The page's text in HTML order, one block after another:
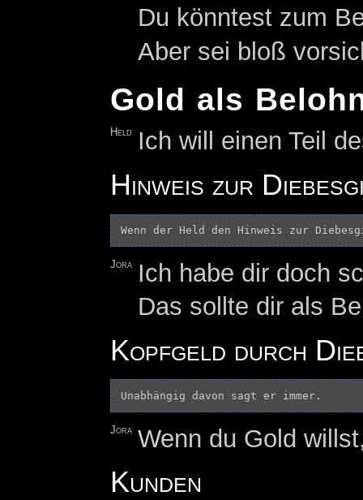
Du könntest zum
Aber sei bloß
Gold als
Held Ich will einen Teil
Hinweis zur
Jora
Ich habe dir doch
Das sollte dir als
Kopfgeld durch
Jora Wenn du Gold
Kunden